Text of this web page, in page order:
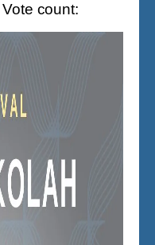
Vote count: